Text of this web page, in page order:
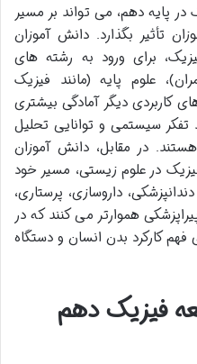
پایه دهم، می تواند بر مسیر
تأثیر بگذارد. دانش آموزان
برای ورود به رشته های
علوم پایه (مانند فیزیک
دیگر آمادگی بیشتری
تفکر سیستمی و توانایی تحلیل
در مقابل، دانش آموزان
در علوم زیستی، مسیر خود
داروسازی، پرستاری،
هموارتر می کنند که در
کارکرد بدن انسان و دستگاه
فیزیک دهم